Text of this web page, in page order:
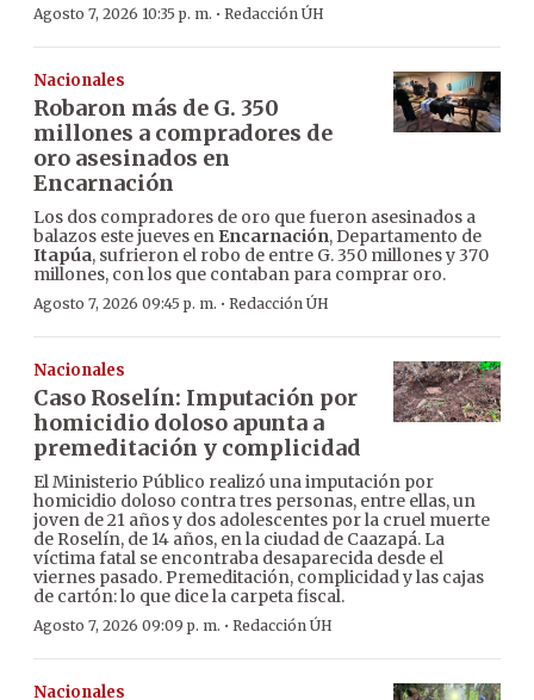
Agosto 7, 2026 10:35 p. m. · Redacción ÚH
Nacionales
Robaron más de G. 350
millones a compradores de
oro asesinados en
Encarnación
Los dos compradores de oro que fueron asesinados a
balazos este jueves en Encarnación, Departamento de
Itapúa, sufrieron el robo de entre G. 350 millones y 370
millones, con los que contaban para comprar oro.
Agosto 7, 2026 09:45 p. m. · Redacción ÚH
Nacionales
Caso Roselín: Imputación por
homicidio doloso apunta a
premeditación y complicidad
El Ministerio Público realizó una imputación por
homicidio doloso contra tres personas, entre ellas, un
joven de 21 años y dos adolescentes por la cruel muerte
de Roselín, de 14 años, en la ciudad de Caazapá. La
víctima fatal se encontraba desaparecida desde el
viernes pasado. Premeditación, complicidad y las cajas
de cartón: lo que dice la carpeta fiscal.
Agosto 7, 2026 09:09 p. m. · Redacción ÚH
Nacionales